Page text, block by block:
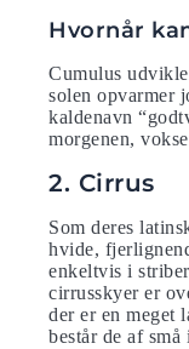
Hvornår
Cumulus
solen opvarmer
kaldenavn
morgenen,
2. Cirrus
Som deres
hvide,
enkeltvis i
cirrusskyer er
der er en meget
består de af ​​små